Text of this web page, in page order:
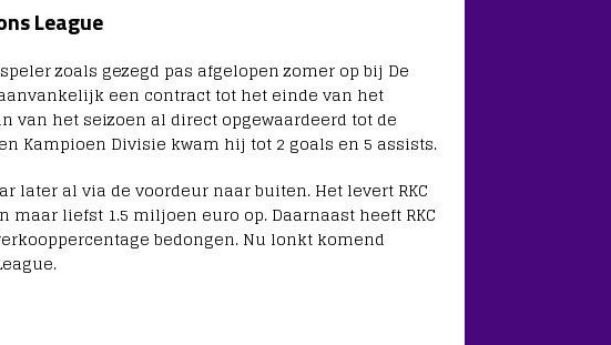
League
zoals gezegd pas afgelopen zomer op bij De
een contract tot het einde van het
van het seizoen al direct opgewaardeerd tot de
Kampioen Divisie kwam hij tot 2 goals en 5 assists.
later al via de voordeur naar buiten. Het levert RKC
liefst 1.5 miljoen euro op. Daarnaast heeft RKC
bedongen. Nu lonkt komend